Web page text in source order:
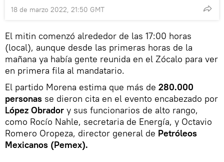
18 de marzo 2022, 21:50 GMT
El mitin comenzó alrededor de las 17:00 horas
(local), aunque desde las primeras horas de la
mañana ya había gente reunida en el Zócalo para ver
en primera fila al mandatario.
El partido Morena estima que más de 280.000
personas se dieron cita en el evento encabezado por
López Obrador y sus funcionarios de alto rango,
como Rocío Nahle, secretaria de Energía, y Octavio
Romero Oropeza, director general de Petróleos
Mexicanos (Pemex).